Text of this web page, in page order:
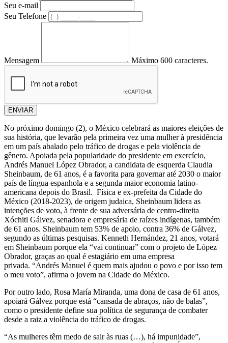
Seu e-mail
Seu Telefone
Mensagem Máximo 600 caracteres.
ENVIAR
No próximo domingo (2), o México celebrará as maiores eleições de
sua história, que levarão pela primeira vez uma mulher à presidência
em um país abalado pelo tráfico de drogas e pela violência de
gênero. Apoiada pela popularidade do presidente em exercício,
Andrés Manuel López Obrador, a candidata de esquerda Claudia
Sheinbaum, de 61 anos, é a favorita para governar até 2030 o maior
país de língua espanhola e a segunda maior economia latino-
americana depois do Brasil. Física e ex-prefeita da Cidade do
México (2018-2023), de origem judaica, Sheinbaum lidera as
intenções de voto, à frente de sua adversária de centro-direita
Xóchitl Gálvez, senadora e empresária de raízes indígenas, também
de 61 anos. Sheinbaum tem 53% de apoio, contra 36% de Gálvez,
segundo as últimas pesquisas. Kenneth Hernández, 21 anos, votará
em Sheinbaum porque ela “vai continuar” com o projeto de López
Obrador, graças ao qual é estagiário em uma empresa
privada. “Andrés Manuel é quem mais ajudou o povo e por isso tem
o meu voto”, afirma o jovem na Cidade do México.
Por outro lado, Rosa María Miranda, uma dona de casa de 61 anos,
apoiará Gálvez porque está “cansada de abraços, não de balas”,
como o presidente define sua política de segurança de combater
desde a raiz a violência do tráfico de drogas.
“As mulheres têm medo de sair às ruas (…), há impunidade”,